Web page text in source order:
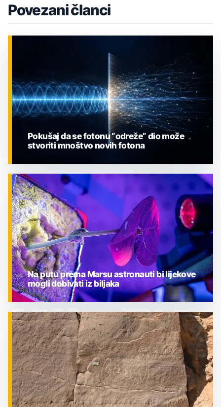
Povezani članci
ZNANOST
Pokušaj da se fotonu “odreže” dio može
stvoriti mnoštvo novih fotona
ZNANOST
Na putu prema Marsu astronauti bi lijekove
mogli dobivati iz biljaka